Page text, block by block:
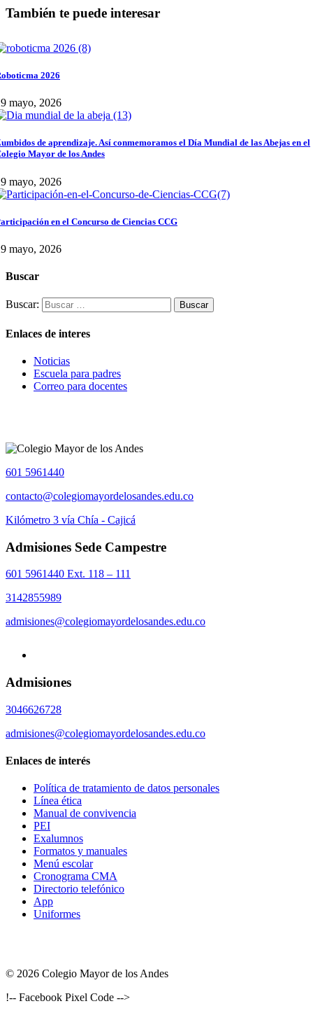
También te puede interesar
2026
mayo, 2026
de aprendizaje. Así conmemoramos el Día Mundial de las Abejas en el
Mayor de los Andes
mayo, 2026
en el Concurso de Ciencias CCG
mayo, 2026
Buscar
Buscar:
Enlaces de interes
Noticias
Escuela para padres
Correo para docentes
601 5961440
contacto@colegiomayordelosandes.edu.co
Kilómetro 3 vía Chía - Cajicá
Admisiones Sede Campestre
601 5961440 Ext. 118 – 111
3142855989
admisiones@colegiomayordelosandes.edu.co
Admisiones
3046626728
admisiones@colegiomayordelosandes.edu.co
Enlaces de interés
Política de tratamiento de datos personales
Línea ética
Manual de convivencia
PEI
Exalumnos
Formatos y manuales
Menú escolar
Cronograma CMA
Directorio telefónico
App
Uniformes
© 2026 Colegio Mayor de los Andes
!-- Facebook Pixel Code -->